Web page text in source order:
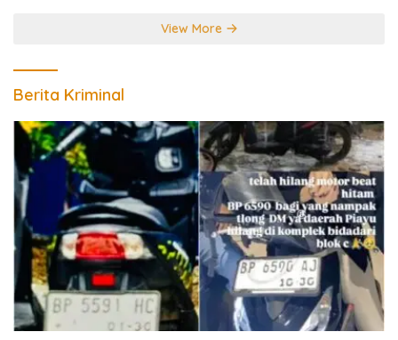
View More
Berita Kriminal